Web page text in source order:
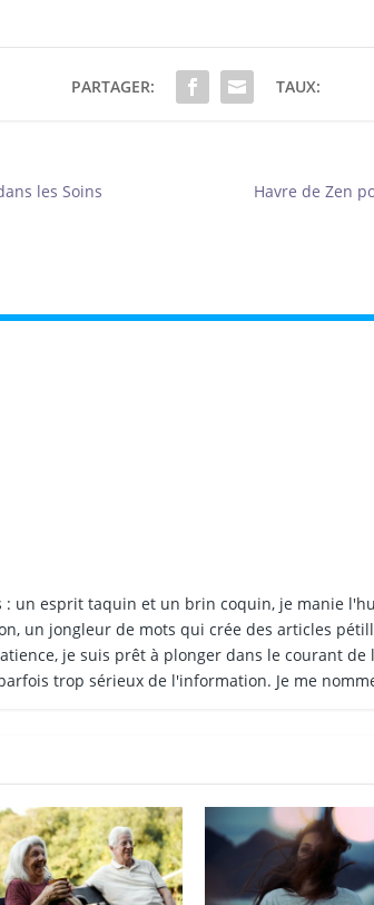
PARTAGER: TAUX:
les Soins
Havre de Zen
: un esprit taquin et un brin coquin, je manie
un jongleur de mots qui crée des articles
je suis prêt à plonger dans le courant
trop sérieux de l'information. Je me